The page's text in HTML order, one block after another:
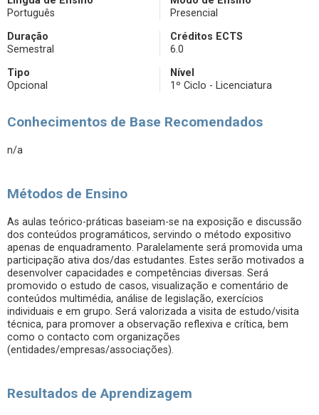
Português
Presencial
Duração
Semestral
Créditos ECTS
6.0
Tipo
Opcional
Nível
1º Ciclo - Licenciatura
Conhecimentos de Base Recomendados
n/a
Métodos de Ensino
As aulas teórico-práticas baseiam-se na exposição e discussão
dos conteúdos programáticos, servindo o método expositivo
apenas de enquadramento. Paralelamente será promovida uma
participação ativa dos/das estudantes. Estes serão motivados a
desenvolver capacidades e competências diversas. Será
promovido o estudo de casos, visualização e comentário de
conteúdos multimédia, análise de legislação, exercícios
individuais e em grupo. Será valorizada a visita de estudo/visita
técnica, para promover a observação reflexiva e crítica, bem
como o contacto com organizações
(entidades/empresas/associações).
Resultados de Aprendizagem